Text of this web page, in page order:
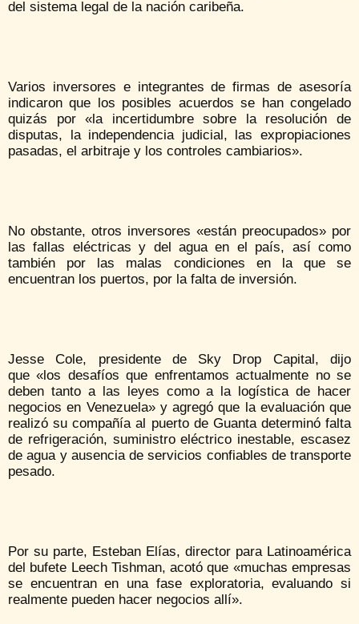
del sistema legal de la nación caribeña.
Varios inversores e integrantes de firmas de asesoría
indicaron que los posibles acuerdos se han congelado
quizás por «la incertidumbre sobre la resolución de
disputas, la independencia judicial, las expropiaciones
pasadas, el arbitraje y los controles cambiarios».
No obstante, otros inversores «están preocupados» por
las fallas eléctricas y del agua en el país, así como
también por las malas condiciones en la que se
encuentran los puertos, por la falta de inversión.
Jesse Cole, presidente de Sky Drop Capital, dijo
que «los desafíos que enfrentamos actualmente no se
deben tanto a las leyes como a la logística de hacer
negocios en Venezuela» y agregó que la evaluación que
realizó su compañía al puerto de Guanta determinó falta
de refrigeración, suministro eléctrico inestable, escasez
de agua y ausencia de servicios confiables de transporte
pesado.
Por su parte, Esteban Elías, director para Latinoamérica
del bufete Leech Tishman, acotó que «muchas empresas
se encuentran en una fase exploratoria, evaluando si
realmente pueden hacer negocios allí».